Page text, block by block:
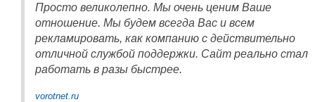
Просто великолепно. Мы очень ценим Ваше
отношение. Мы будем всегда Вас и всем
рекламировать, как компанию с действительно
отличной службой поддержки. Сайт реально стал
работать в разы быстрее.
vorotnet.ru